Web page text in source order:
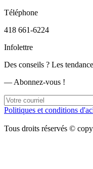
Téléphone
418 661-6224
Infolettre
Des conseils ? Les
― Abonnez-vous !
Politiques et conditions
Tous droits réservés ©